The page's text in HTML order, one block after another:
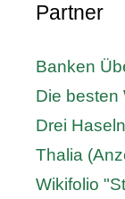
Partner
Banken
Die besten
Drei
Thalia
Wikifolio